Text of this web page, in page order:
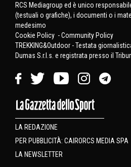
RCS Mediagroup ed è unico
(testuali o grafiche), i documenti o i
medesimo
Cookie Policy -Community Policy
TREKKING&Outdoor - Testata
Dumas S.r.l.s. e registrata presso il
LA REDAZIONE
PER PUBBLICITÀ: CAIRORCS MEDIA SPA
LA NEWSLETTER